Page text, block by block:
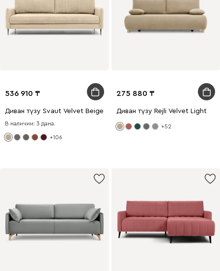
536 910
Диван түзу Svaut Velvet Beige
В наличии: 3 дана.
+106
275 880
Диван түзу Rejli Velvet Light
+52